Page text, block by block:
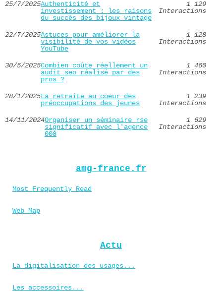
25/7/2025Authenticité et
investissement : les raisons
du succès des bijoux vintage
1 129
Interactions
22/7/2025Astuces pour améliorer la
visibilité de vos vidéos
YouTube
1 128
Interactions
30/5/2025Combien coûte réellement un
audit seo réalisé par des
pros ?
1 460
Interactions
28/1/2025La retraite au coeur des
préoccupations des jeunes
1 239
Interactions
14/11/2024Organiser un séminaire rse
significatif avec l'agence
008
1 629
Interactions
amg-france.fr
Most Frequently Read
Web Map
Actu
La digitalisation des usages...
Les accessoires...